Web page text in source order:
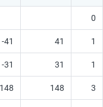
0
-41 41 1
-31 31 1
148 3